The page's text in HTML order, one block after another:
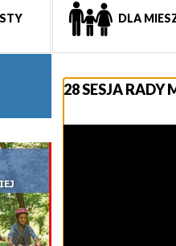
DLA
28 SESJA RADY